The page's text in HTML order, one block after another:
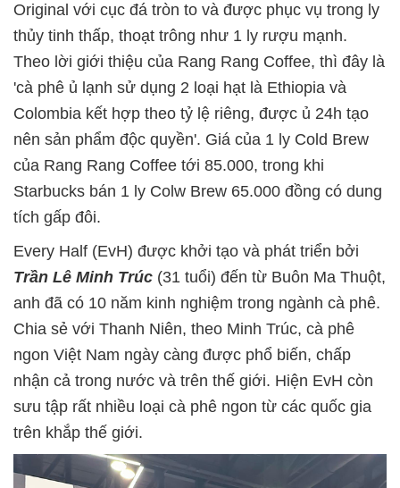
Original với cục đá tròn to và được phục vụ trong ly
thủy tinh thấp, thoạt trông như 1 ly rượu mạnh.
Theo lời giới thiệu của Rang Rang Coffee, thì đây là
'cà phê ủ lạnh sử dụng 2 loại hạt là Ethiopia và
Colombia kết hợp theo tỷ lệ riêng, được ủ 24h tạo
nên sản phẩm độc quyền'. Giá của 1 ly Cold Brew
của Rang Rang Coffee tới 85.000, trong khi
Starbucks bán 1 ly Colw Brew 65.000 đồng có dung
tích gấp đôi.
Every Half (EvH) được khởi tạo và phát triển bởi
Trần Lê Minh Trúc (31 tuổi) đến từ Buôn Ma Thuột,
anh đã có 10 năm kinh nghiệm trong ngành cà phê.
Chia sẻ với Thanh Niên, theo Minh Trúc, cà phê
ngon Việt Nam ngày càng được phổ biến, chấp
nhận cả trong nước và trên thế giới. Hiện EvH còn
sưu tập rất nhiều loại cà phê ngon từ các quốc gia
trên khắp thế giới.